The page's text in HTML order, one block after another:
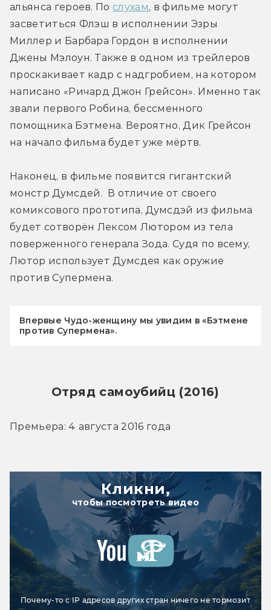
альянса героев. По слухам, в фильме могут
засветиться Флэш в исполнении Эзры
Миллер и Барбара Гордон в исполнении
Джены Мэлоун. Также в одном из трейлеров
проскакивает кадр с надгробием, на котором
написано «Ричард Джон Грейсон». Именно так
звали первого Робина, бессменного
помощника Бэтмена. Вероятно, Дик Грейсон
на начало фильма будет уже мёртв.
Наконец, в фильме появится гигантский
монстр Думсдей.  В отличие от своего
комиксового прототипа, Думсдэй из фильма
будет сотворён Лексом Лютором из тела
поверженного генерала Зода. Судя по всему,
Лютор использует Думсдея как оружие
против Супермена.
Впервые Чудо-женщину мы увидим в «Бэтмене
против Супермена».
Отряд самоубийц (2016)
Премьера: 4 августа 2016 года
Кликни,
чтобы посмотреть видео
Почему-то с IP адресов других стран ничего не тормозит